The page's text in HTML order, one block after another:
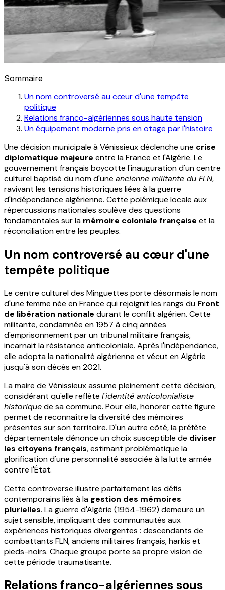
Sommaire
Un nom controversé au cœur d'une tempête
politique
Relations franco-algériennes sous haute tension
Un équipement moderne pris en otage par l'histoire
Une décision municipale à Vénissieux déclenche une crise
diplomatique majeure entre la France et l'Algérie. Le
gouvernement français boycotte l'inauguration d'un centre
culturel baptisé du nom d'une ancienne militante du FLN,
ravivant les tensions historiques liées à la guerre
d'indépendance algérienne. Cette polémique locale aux
répercussions nationales soulève des questions
fondamentales sur la mémoire coloniale française et la
réconciliation entre les peuples.
Un nom controversé au cœur d'une
tempête politique
Le centre culturel des Minguettes porte désormais le nom
d'une femme née en France qui rejoignit les rangs du Front
de libération nationale durant le conflit algérien. Cette
militante, condamnée en 1957 à cinq années
d'emprisonnement par un tribunal militaire français,
incarnait la résistance anticoloniale. Après l'indépendance,
elle adopta la nationalité algérienne et vécut en Algérie
jusqu'à son décès en 2021.
La maire de Vénissieux assume pleinement cette décision,
considérant qu'elle reflète l'identité anticolonialiste
historiquede sa commune. Pour elle, honorer cette figure
permet de reconnaître la diversité des mémoires
présentes sur son territoire. D'un autre côté, la préfète
départementale dénonce un choix susceptible de diviser
les citoyens français, estimant problématique la
glorification d'une personnalité associée à la lutte armée
contre l'État.
Cette controverse illustre parfaitement les défis
contemporains liés à la gestion des mémoires
plurielles. La guerre d'Algérie (1954-1962) demeure un
sujet sensible, impliquant des communautés aux
expériences historiques divergentes : descendants de
combattants FLN, anciens militaires français, harkis et
pieds-noirs. Chaque groupe porte sa propre vision de
cette période traumatisante.
Relations franco-algériennes sous